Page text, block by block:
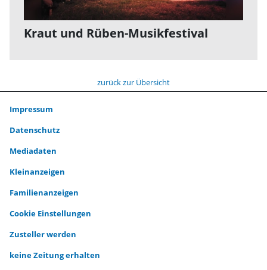
Kraut und Rüben-Musikfestival
zurück zur Übersicht
Impressum
Datenschutz
Mediadaten
Kleinanzeigen
Familienanzeigen
Cookie Einstellungen
Zusteller werden
keine Zeitung erhalten